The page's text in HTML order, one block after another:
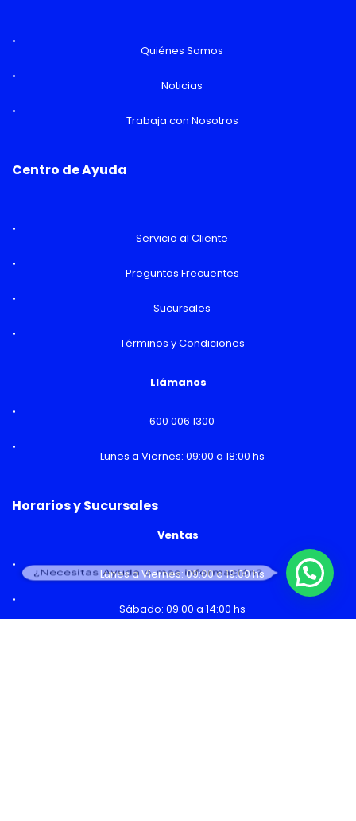
Quiénes Somos
Noticias
Trabaja con Nosotros
Centro de Ayuda
Servicio al Cliente
Preguntas Frecuentes
Sucursales
Términos y Condiciones
Llámanos
600 006 1300
Lunes a Viernes: 09:00 a 18:00 hs
Horarios y Sucursales
Ventas
Lunes a Viernes: 09:00 a 19:00 hs
Sábado: 09:00 a 14:00 hs
¿Necesitas Ayuda o mas información?